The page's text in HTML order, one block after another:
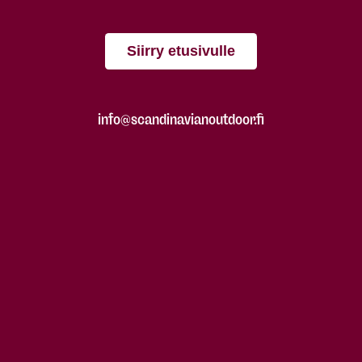
Siirry etusivulle
info@scandinavianoutdoor.fi